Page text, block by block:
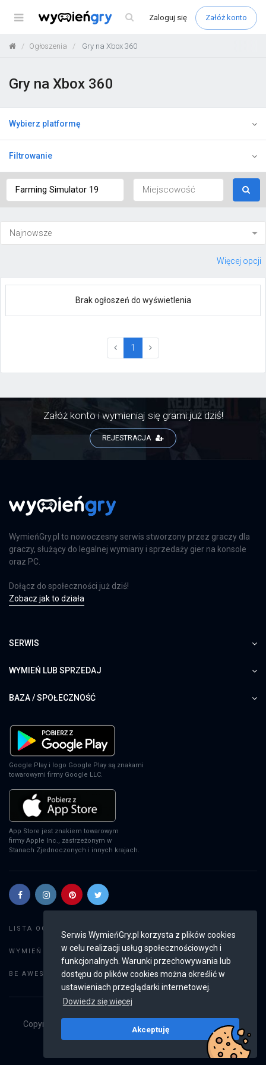
Serwis WymieńGry.pl korzysta z plików cookies
w celu realizacji usług społecznościowych i
funkcjonalnych. Warunki przechowywania lub
dostępu do plików cookies można określić w
ustawieniach przeglądarki internetowej.
Dowiedz się więcej
Akceptuję
Menu Zaloguj się Załóż konto
Ogłoszenia Gry na Xbox 360
Gry na Xbox 360
Wybierz platformę
Filtrowanie
Więcej opcji
Brak ogłoszeń do wyświetlenia
1 (current)
Załóż konto i wymieniaj się grami już dziś!
REJESTRACJA
WymieńGry.pl to nowoczesny serwis stworzony przez graczy dla
graczy, służący do legalnej wymiany i sprzedaży gier na konsole
oraz PC.
Dołącz do społeczności już dziś!
Zobacz jak to działa
SERWIS
WYMIEŃ LUB SPRZEDAJ
BAZA / SPOŁECZNOŚĆ
Google Play i logo Google Play są znakami
towarowymi firmy Google LLC.
App Store jest znakiem towarowym
firmy Apple Inc., zastrzeżonym w
Stanach Zjednoczonych i innych krajach.
LISTA OGŁOSZEŃ:
WYMIEŃ GRY: Dodaj ogłoszenie
BE AWESOME: Weryfikacja konta
Copyright © 2019 - 2026
Wszystkie prawa
v2.8.4